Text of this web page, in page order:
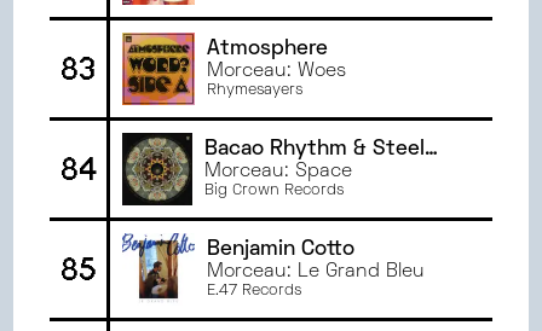
83
Atmosphere
Morceau: Woes
Rhymesayers
84
Bacao Rhythm & Steel
Band
Morceau: Space
Big Crown Records
85
Benjamin Cotto
Morceau: Le Grand Bleu
E.47 Records